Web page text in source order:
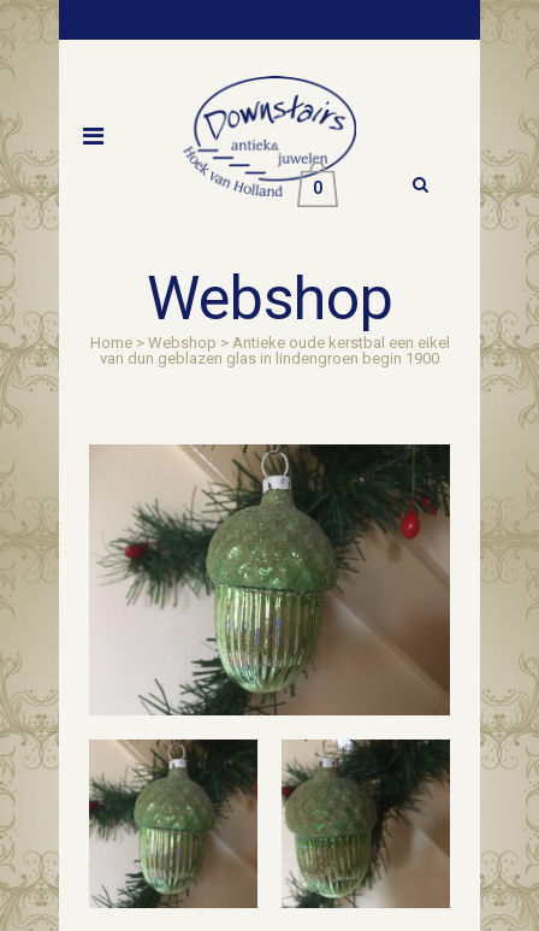
0
Webshop
Home> Webshop > Antieke oude kerstbal een eikel
van dun geblazen glas in lindengroen begin 1900